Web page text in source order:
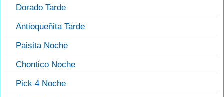
Dorado Tarde
Antioqueñita Tarde
Paisita Noche
Chontico Noche
Pick 4 Noche